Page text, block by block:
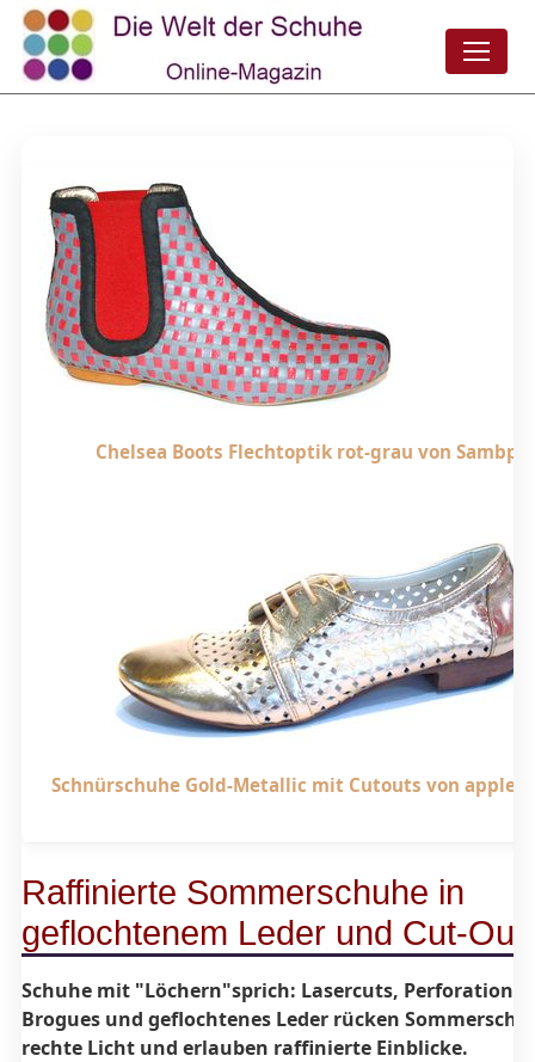
Chelsea Boots Flechtoptik rot-grau von
Schnürschuhe Gold-Metallic mit Cutouts von apple
Raffinierte Sommerschuhe in
geflochtenem Leder und Cut-
Schuhe mit "Löchern"sprich: Lasercuts,
Brogues und geflochtenes Leder rücken
rechte Licht und erlauben raffinierte Einblicke.